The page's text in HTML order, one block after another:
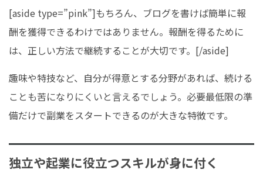
[aside type=”pink”]もちろん、ブログを書けば簡単に報
酬を獲得できるわけではありません。報酬を得るために
は、正しい方法で継続することが大切です。[/aside]
趣味や特技など、自分が得意とする分野があれば、続ける
ことも苦になりにくいと言えるでしょう。必要最低限の準
備だけで副業をスタートできるのが大きな特徴です。
独立や起業に役立つスキルが身に付く